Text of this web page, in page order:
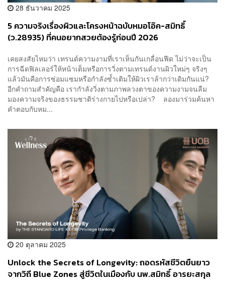
28 ธันวาคม 2025
5 ความจริงเรื่องผิวและโครงหน้าฉบับหมอโอ๊ค-สมิทธิ์
(ว.28935) ที่คนอยากสวยต้องรู้ก่อนปี 2026
เคยสงสัยไหมว่า เทรนด์ความงามที่เราเห็นกันเกลื่อนฟีด ไม่ว่าจะเป็น
การฉีดฟิลเลอร์ให้หน้าเต็มหรือการวิ่งตามเทรนด์งานผิวใหม่ๆ จริงๆ
แล้วมันคือการซ่อมแซมหรือกำลังซ้ำเติมให้ผิวเราล้ากว่าเดิมกันแน่?
อีกคำถามสำคัญคือ เรากำลังวิ่งตามภาพลวงตาของความงามจนลืม
มองความจริงของธรรมชาติร่างกายไปหรือเปล่า? ลองมาร่วมค้นหา
คำตอบกับหม...
20 ตุลาคม 2025
Unlock the Secrets of Longevity: ถอดรหัสชีวิตยืนยาว
จากวิถี Blue Zones สู่ชีวิตในเมืองกับ นพ.สมิทธิ์ อารยะสกุล